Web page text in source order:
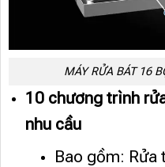
MÁY RỬA BÁT 16
10 chương trình
nhu cầu
Bao gồm: Rửa